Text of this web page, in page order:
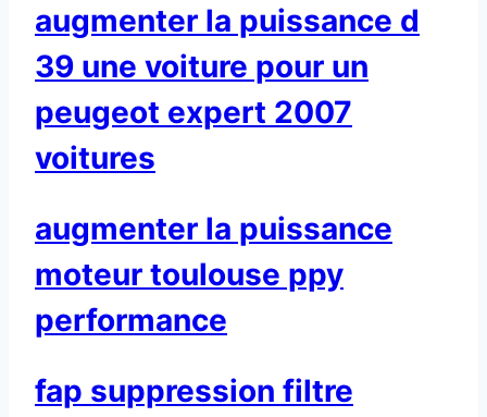
augmenter la puissance d
39 une voiture pour un
peugeot expert 2007
voitures
augmenter la puissance
moteur toulouse ppy
performance
fap suppression filtre